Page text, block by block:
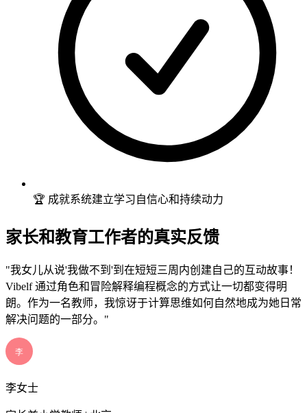
🏆 成就系统建立学习自信心和持续动力
家长和教育工作者的真实反馈
"我女儿从说'我做不到'到在短短三周内创建自己的互动故事！
Vibelf 通过角色和冒险解释编程概念的方式让一切都变得明
朗。作为一名教师，我惊讶于计算思维如何自然地成为她日常
解决问题的一部分。"
李女士